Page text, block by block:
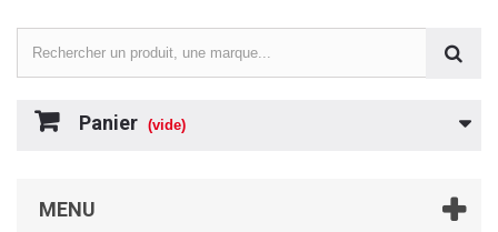
Panier (vide)
MENU